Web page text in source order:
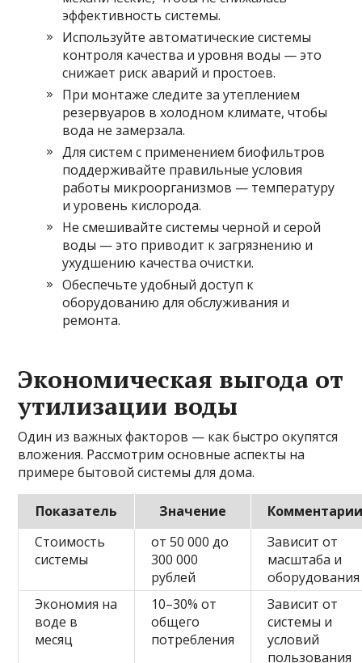
эффективность системы.
Используйте автоматические системы
контроля качества и уровня воды — это
снижает риск аварий и простоев.
При монтаже следите за утеплением
резервуаров в холодном климате, чтобы
вода не замерзала.
Для систем с применением биофильтров
поддерживайте правильные условия
работы микроорганизмов — температуру
и уровень кислорода.
Не смешивайте системы черной и серой
воды — это приводит к загрязнению и
ухудшению качества очистки.
Обеспечьте удобный доступ к
оборудованию для обслуживания и
ремонта.
Экономическая выгода от
утилизации воды
Один из важных факторов — как быстро окупятся
вложения. Рассмотрим основные аспекты на
примере бытовой системы для дома.
Показатель Значение
Стоимость
системы
от 50 000 до
300 000
рублей
Зависит от
масштаба и
оборудования
Экономия на
воде в
месяц
10–30% от
общего
потребления
Зависит от
системы и
условий
пользования